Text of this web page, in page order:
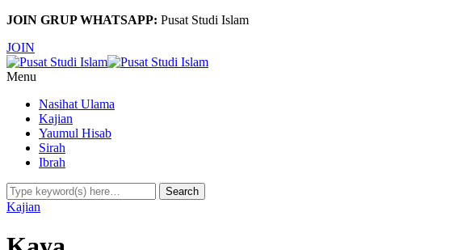
JOIN GRUP WHATSAPP: Pusat Studi Islam
JOIN
Menu
Nasihat Ulama
Kajian
Yaumul Hisab
Sirah
Ibrah
Kajian